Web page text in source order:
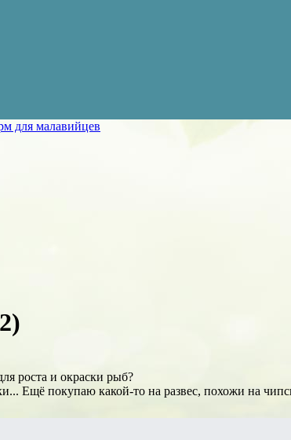
для малавийцев
роста и окраски рыб?
Ещё покупаю какой-то на развес, похожи на